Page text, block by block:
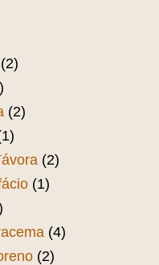
(2)
(2)
(2)
(1)
(4)
(2)